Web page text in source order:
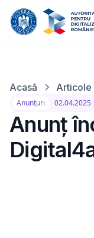
Acasă Articole
Anunțuri 02.04.2025
Anunț